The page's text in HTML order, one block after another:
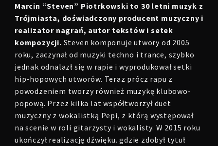
Marcin “Steven” Piotrkowski to 30 letni muzyk z
Trójmiasta, doświadczony producent muzyczny i
realizator nagrań, autor tekstów i setek
kompozycji. Steven komponuje utwory od 2005
roku, zaczynał od muzyki techno i trance, szybko
jednak odnalazł się w rapie i wyprodukował setki
hip-hopowych utworów. Teraz prócz rapu z
powodzeniem tworzy również muzykę klubowo-
popową. Przez kilka lat współtworzył duet
muzyczny z wokalistką Pepi, z którą występował
na scenie w roli gitarzysty i wokalisty. W 2015 roku
ukończył realizację dźwięku. gdzie zdobył tytuł